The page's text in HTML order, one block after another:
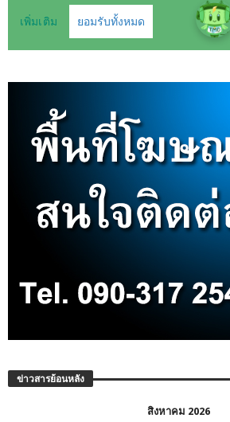
ข่าวสารย้อนหลัง
สิงหาคม 2026